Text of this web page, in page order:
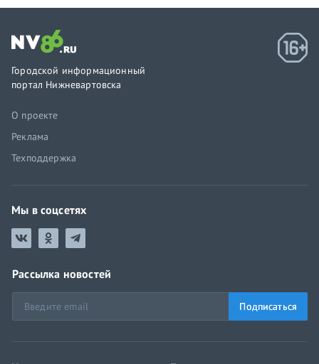
Городской информационный
портал Нижневартовска
О проекте
Реклама
Техподдержка
Мы в соцсетях
Рассылка новостей
Подписаться